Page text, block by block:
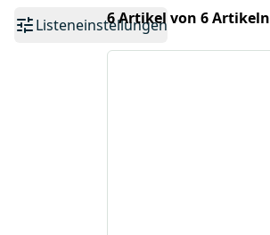
Listeneinstellungen6 Artikel von 6 Artikeln